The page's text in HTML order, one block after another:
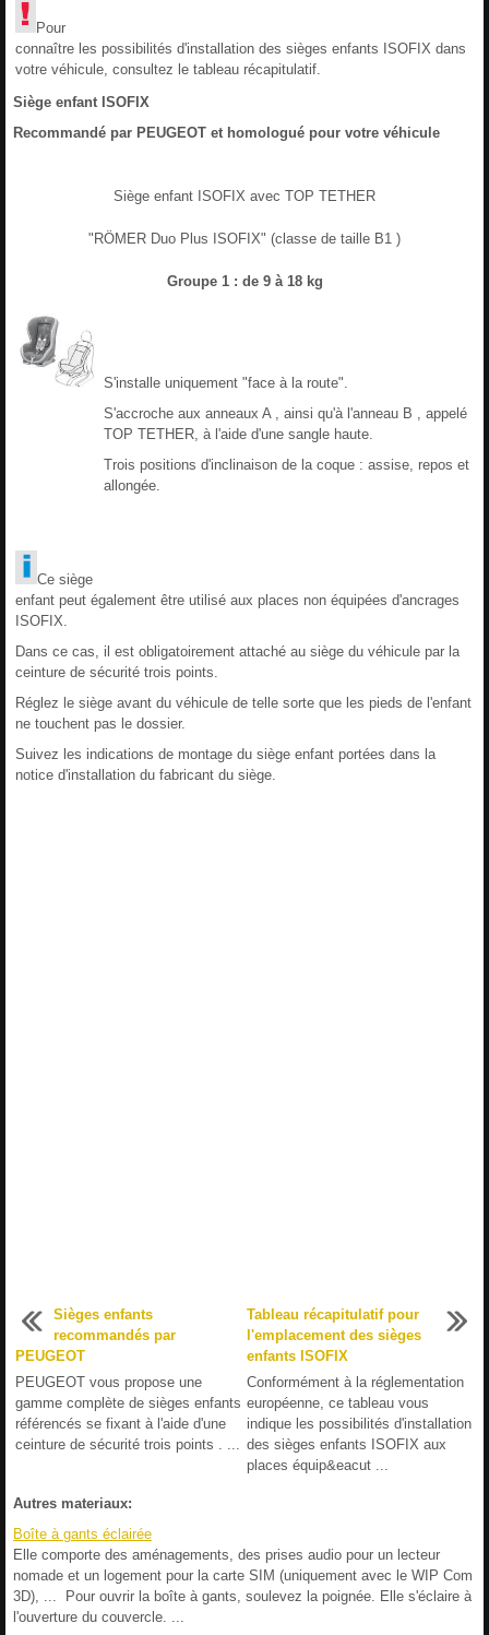
Pour
connaître les possibilités d'installation des sièges enfants ISOFIX dans
votre véhicule, consultez le tableau récapitulatif.
Siège enfant ISOFIX
Recommandé par PEUGEOT et homologué pour votre véhicule
Siège enfant ISOFIX avec TOP TETHER
"RÖMER Duo Plus ISOFIX" (classe de taille B1 )
Groupe 1 : de 9 à 18 kg
S'installe uniquement "face à la route".
S'accroche aux anneaux A , ainsi qu'à l'anneau B , appelé
TOP TETHER, à l'aide d'une sangle haute.
Trois positions d'inclinaison de la coque : assise, repos et
allongée.
Ce siège
enfant peut également être utilisé aux places non équipées d'ancrages
ISOFIX.
Dans ce cas, il est obligatoirement attaché au siège du véhicule par la
ceinture de sécurité trois points.
Réglez le siège avant du véhicule de telle sorte que les pieds de l'enfant
ne touchent pas le dossier.
Suivez les indications de montage du siège enfant portées dans la
notice d'installation du fabricant du siège.
Sièges enfants
recommandés par
PEUGEOT
PEUGEOT vous propose une
gamme complète de sièges enfants
référencés se fixant à l'aide d'une
ceinture de sécurité trois points . ...
Tableau récapitulatif pour
l'emplacement des sièges
enfants ISOFIX
Conformément à la réglementation
européenne, ce tableau vous
indique les possibilités d'installation
des sièges enfants ISOFIX aux
places équip&eacut ...
Autres materiaux:
Boîte à gants éclairée
Elle comporte des aménagements, des prises audio pour un lecteur
nomade et un logement pour la carte SIM (uniquement avec le WIP Com
3D), ... Pour ouvrir la boîte à gants, soulevez la poignée. Elle s'éclaire à
l'ouverture du couvercle. ...